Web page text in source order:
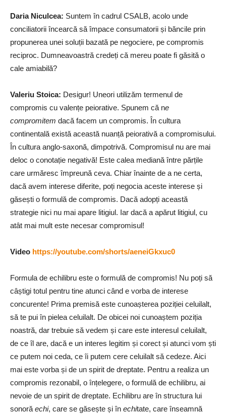
Daria Niculcea: Suntem în cadrul CSALB, acolo unde
conciliatorii încearcă să împace consumatorii și băncile prin
propunerea unei soluții bazată pe negociere, pe compromis
reciproc. Dumneavoastră credeți că mereu poate fi găsită o
cale amiabilă?
Valeriu Stoica: Desigur! Uneori utilizăm termenul de
compromis cu valențe peiorative. Spunem că ne
compromitem dacă facem un compromis. În cultura
continentală există această nuanță peiorativă a compromisului.
În cultura anglo-saxonă, dimpotrivă. Compromisul nu are mai
deloc o conotație negativă! Este calea mediană între părțile
care urmăresc împreună ceva. Chiar înainte de a ne certa,
dacă avem interese diferite, poți negocia aceste interese și
găsești o formulă de compromis. Dacă adopți această
strategie nici nu mai apare litigiul. Iar dacă a apărut litigiul, cu
atât mai mult este necesar compromisul!
Video https://youtube.com/shorts/aeneiGkxuc0
Formula de echilibru este o formulă de compromis! Nu poți să
câștigi totul pentru tine atunci când e vorba de interese
concurente! Prima premisă este cunoașterea poziției celuilalt,
să te pui în pielea celuilalt. De obicei noi cunoaștem poziția
noastră, dar trebuie să vedem și care este interesul celuilalt,
de ce îl are, dacă e un interes legitim și corect și atunci vom ști
ce putem noi ceda, ce îi putem cere celuilalt să cedeze. Aici
mai este vorba și de un spirit de dreptate. Pentru a realiza un
compromis rezonabil, o înțelegere, o formulă de echilibru, ai
nevoie de un spirit de dreptate. Echilibru are în structura lui
sonoră echi, care se găsește și în echitate, care înseamnă